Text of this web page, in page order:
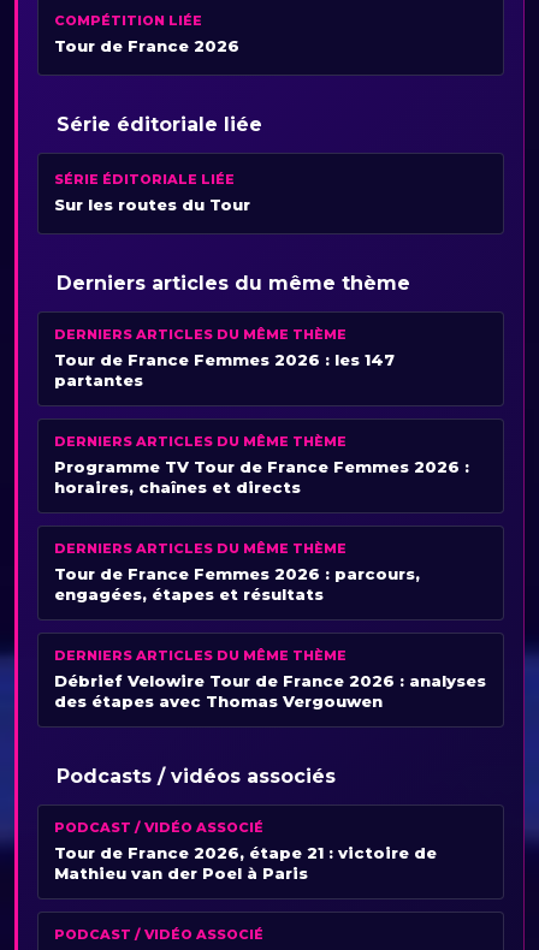
COMPÉTITION LIÉE
Tour de France 2026
Série éditoriale liée
SÉRIE ÉDITORIALE LIÉE
Sur les routes du Tour
Derniers articles du même thème
DERNIERS ARTICLES DU MÊME THÈME
Tour de France Femmes 2026 : les 147
partantes
DERNIERS ARTICLES DU MÊME THÈME
Programme TV Tour de France Femmes 2026 :
horaires, chaînes et directs
DERNIERS ARTICLES DU MÊME THÈME
Tour de France Femmes 2026 : parcours,
engagées, étapes et résultats
DERNIERS ARTICLES DU MÊME THÈME
Débrief Velowire Tour de France 2026 : analyses
des étapes avec Thomas Vergouwen
Podcasts / vidéos associés
PODCAST / VIDÉO ASSOCIÉ
Tour de France 2026, étape 21 : victoire de
Mathieu van der Poel à Paris
PODCAST / VIDÉO ASSOCIÉ